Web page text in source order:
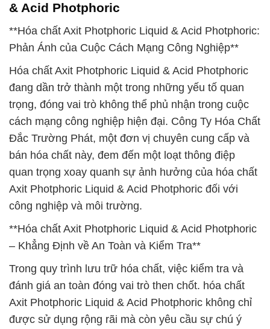
& Acid Photphoric
**Hóa chất Axit Photphoric Liquid & Acid Photphoric:
Phản Ánh của Cuộc Cách Mạng Công Nghiệp**
Hóa chất Axit Photphoric Liquid & Acid Photphoric
đang dần trở thành một trong những yếu tố quan
trọng, đóng vai trò không thể phủ nhận trong cuộc
cách mạng công nghiệp hiện đại. Công Ty Hóa Chất
Đắc Trường Phát, một đơn vị chuyên cung cấp và
bán hóa chất này, đem đến một loạt thông điệp
quan trọng xoay quanh sự ảnh hưởng của hóa chất
Axit Photphoric Liquid & Acid Photphoric đối với
công nghiệp và môi trường.
**Hóa chất Axit Photphoric Liquid & Acid Photphoric
– Khẳng Định về An Toàn và Kiểm Tra**
Trong quy trình lưu trữ hóa chất, việc kiểm tra và
đánh giá an toàn đóng vai trò then chốt. hóa chất
Axit Photphoric Liquid & Acid Photphoric không chỉ
được sử dụng rộng rãi mà còn yêu cầu sự chú ý